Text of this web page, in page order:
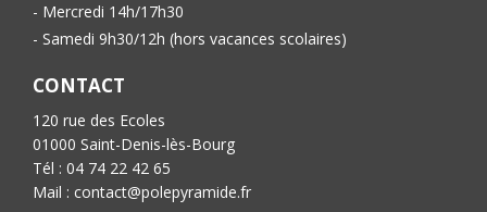
- Mercredi 14h/17h30
- Samedi 9h30/12h (hors vacances scolaires)
CONTACT
120 rue des Ecoles
01000 Saint-Denis-lès-Bourg
Tél : 04 74 22 42 65
Mail : contact@polepyramide.fr